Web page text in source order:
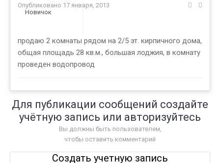
Новичок
Опубликовано 17 января, 2013
продаю 2 комнаты рядом на 2/5 эт. кирпичного дома,
общая площадь 28 кв.м., большая лоджия, в комнату
проведен водопровод
Для публикации сообщений создайте
учётную запись или авторизуйтесь
Вы должны быть пользователем,
чтобы оставить комментарий
Создать учетную запись